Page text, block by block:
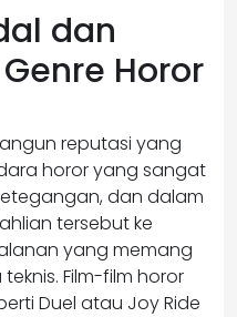
dan
Horor
reputasi yang
horor yang sangat
dan dalam
tersebut ke
yang memang
Film-film horor
Duel atau Joy Ride